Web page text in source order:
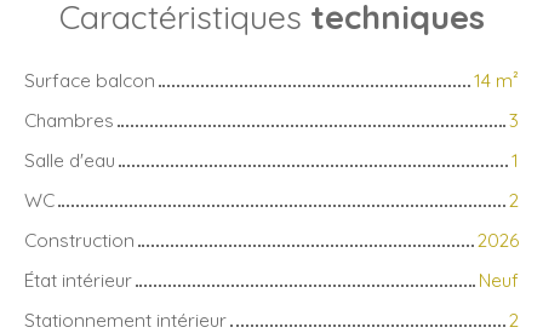
Caractéristiques techniques
Surface balcon 14 m²
Chambres
3
Salle d'eau
1
WC
2
Construction
2026
État intérieur
Neuf
Stationnement intérieur
2